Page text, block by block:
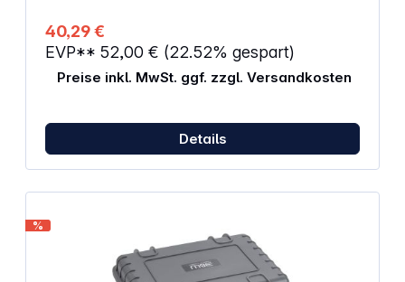
40,29 €
EVP** 52,00 € (22.52% gespart)
Preise inkl. MwSt. ggf. zzgl. Versandkosten
Details
%